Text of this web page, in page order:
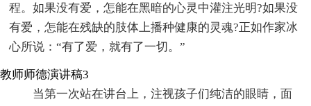
程。如果没有爱，怎能在黑暗的心灵中灌注光明?如果没
有爱，怎能在残缺的肢体上播种健康的灵魂?正如作家冰
心所说：“有了爱，就有了一切。”
教师师德演讲稿3
当第一次站在讲台上，注视孩子们纯洁的眼睛，面